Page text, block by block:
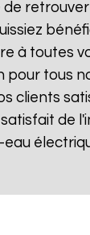
à toutes
tous
clients
de